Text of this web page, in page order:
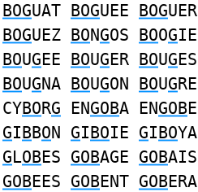
BOGUAT BOGUEE BOGUER
BOGUEZ BONGOS BOOGIE
BOUGEE BOUGER BOUGES
BOUGNA BOUGON BOUGRE
CYBORG ENGOBA ENGOBE
GIBBON GIBOIE GIBOYA
GLOBES GOBAGE GOBAIS
GOBEES GOBENT GOBERA